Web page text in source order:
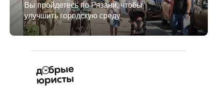
Вы пройдетесь по Рязани, чтобы
улучшить городскую среду